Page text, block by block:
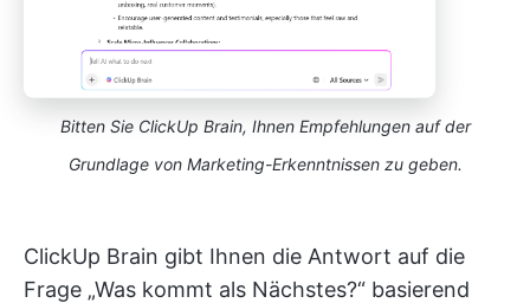
Bitten Sie ClickUp Brain, Ihnen Empfehlungen auf der
Grundlage von Marketing-Erkenntnissen zu geben.
ClickUp Brain gibt Ihnen die Antwort auf die
Frage „Was kommt als Nächstes?“ basierend